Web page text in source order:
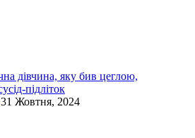
дівчина, яку бив цеглою,
підліток
31 Жовтня, 2024